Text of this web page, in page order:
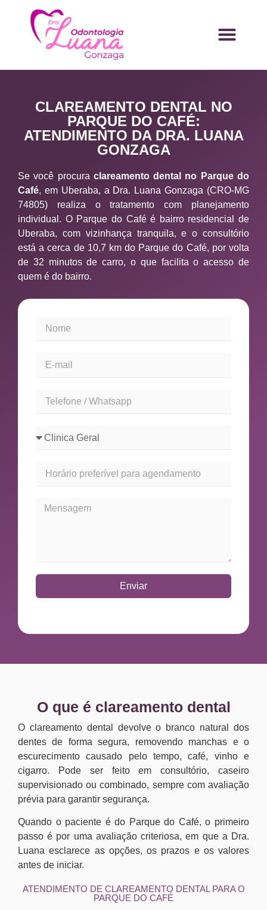
CLAREAMENTO DENTAL NO
PARQUE DO CAFÉ:
ATENDIMENTO DA DRA. LUANA
GONZAGA
Se você procura clareamento dental no Parque do
Café, em Uberaba, a Dra. Luana Gonzaga (CRO-MG
74805) realiza o tratamento com planejamento
individual. O Parque do Café é bairro residencial de
Uberaba, com vizinhança tranquila, e o consultório
está a cerca de 10,7 km do Parque do Café, por volta
de 32 minutos de carro, o que facilita o acesso de
quem é do bairro.
Enviar
O que é clareamento dental
O clareamento dental devolve o branco natural dos
dentes de forma segura, removendo manchas e o
escurecimento causado pelo tempo, café, vinho e
cigarro. Pode ser feito em consultório, caseiro
supervisionado ou combinado, sempre com avaliação
prévia para garantir segurança.
Quando o paciente é do Parque do Café, o primeiro
passo é por uma avaliação criteriosa, em que a Dra.
Luana esclarece as opções, os prazos e os valores
antes de iniciar.
ATENDIMENTO DE CLAREAMENTO DENTAL PARA O
PARQUE DO CAFÉ